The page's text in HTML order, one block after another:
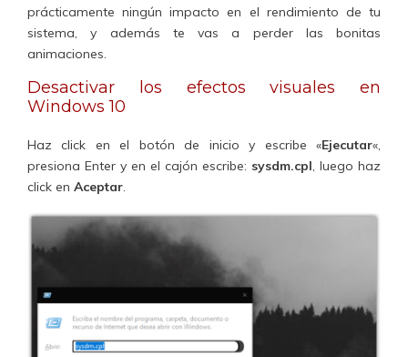
prácticamente ningún impacto en el rendimiento de tu
sistema, y además te vas a perder las bonitas
animaciones.
Desactivar los efectos visuales en
Windows 10
Haz click en el botón de inicio y escribe «Ejecutar«,
presiona Enter y en el cajón escribe: sysdm.cpl, luego haz
click en Aceptar.